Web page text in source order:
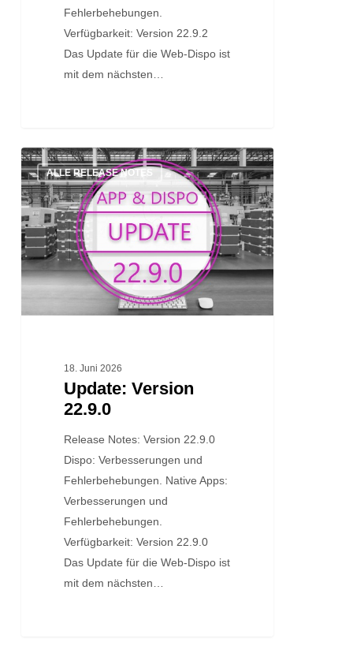
Fehlerbehebungen.
Verfügbarkeit: Version 22.9.2
Das Update für die Web-Dispo ist
mit dem nächsten…
Update:
Version
22.9.0
ALLE RELEASE NOTES
18. Juni 2026
Update: Version
22.9.0
Release Notes: Version 22.9.0
Dispo: Verbesserungen und
Fehlerbehebungen. Native Apps:
Verbesserungen und
Fehlerbehebungen.
Verfügbarkeit: Version 22.9.0
Das Update für die Web-Dispo ist
mit dem nächsten…